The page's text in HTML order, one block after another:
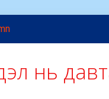
нь